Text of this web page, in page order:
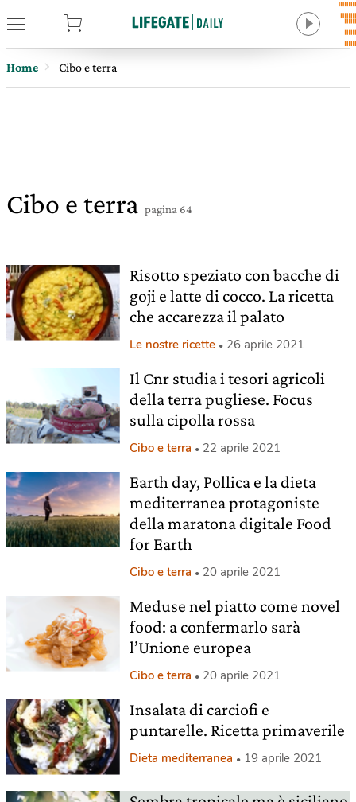
Home Cibo e terra
Cibo e terra pagina 64
Risotto speziato con bacche di
goji e latte di cocco. La ricetta
che accarezza il palato
Le nostre ricette 26 aprile 2021
Il Cnr studia i tesori agricoli
della terra pugliese. Focus
sulla cipolla rossa
Cibo e terra 22 aprile 2021
Earth day, Pollica e la dieta
mediterranea protagoniste
della maratona digitale Food
for Earth
Cibo e terra 20 aprile 2021
Meduse nel piatto come novel
food: a confermarlo sarà
l’Unione europea
Cibo e terra 20 aprile 2021
Insalata di carciofi e
puntarelle. Ricetta primaverile
Dieta mediterranea 19 aprile 2021